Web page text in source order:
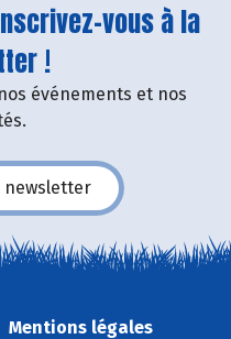
vous à la
!
événements et nos
Mentions légales